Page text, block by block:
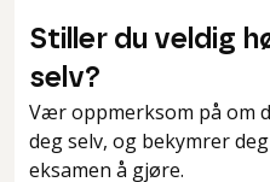
Stiller du veldig
selv?
Vær oppmerksom på om
deg selv, og bekymrer
eksamen å gjøre.